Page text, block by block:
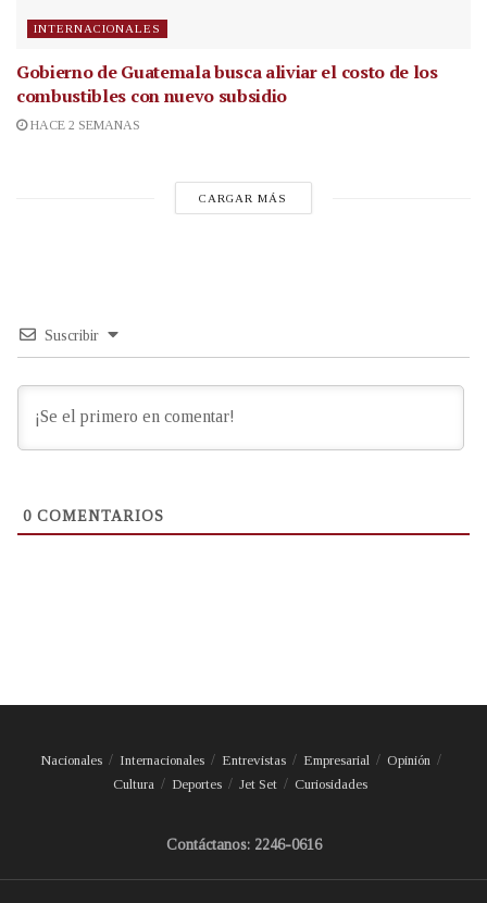
INTERNACIONALES
Gobierno de Guatemala busca aliviar el costo de los
combustibles con nuevo subsidio
HACE 2 SEMANAS
CARGAR MÁS
Suscribir
0 COMENTARIOS
Nacionales Internacionales Entrevistas Empresarial
Opinión
Cultura
Deportes Jet Set Curiosidades
Contáctanos: 2246-0616